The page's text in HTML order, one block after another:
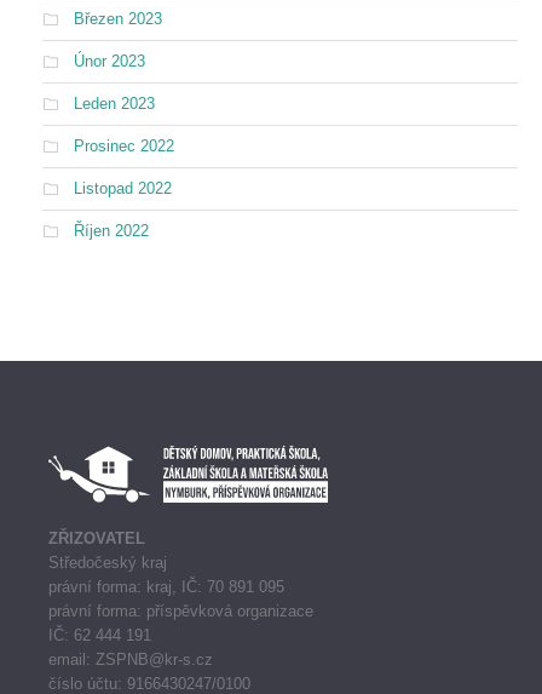
Březen 2023
Únor 2023
Leden 2023
Prosinec 2022
Listopad 2022
Říjen 2022
ZŘIZOVATEL
Středočeský kraj
právní forma: kraj, IČ: 70 891 095
právní forma: příspěvková organizace
IČ: 62 444 191
email: ZSPNB@kr-s.cz
číslo účtu: 9166430247/0100